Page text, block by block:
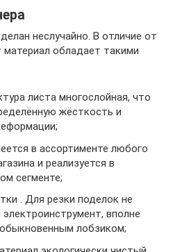
неслучайно. В отличие от
обладает такими
листа многослойная, что
жёсткость и
в ассортименте любого
и реализуется в
сегменте;
. Для резки поделок не
электроинструмент, вполне
лобзиком;